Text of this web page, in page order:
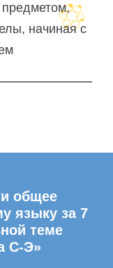
начиная с
общее
языку за 7
теме
С-Э»